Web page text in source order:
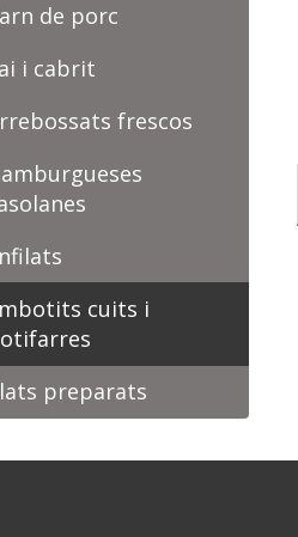
de porc
i cabrit
frescos
cuits i
preparats